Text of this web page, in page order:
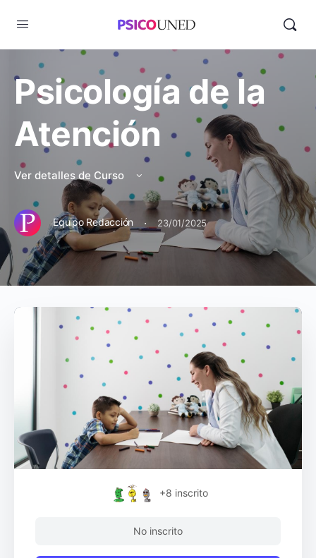
Psicología de la
Atención
Ver detalles de Curso
Equipo Redacción · 23/01/2025
+8 inscrito
No inscrito